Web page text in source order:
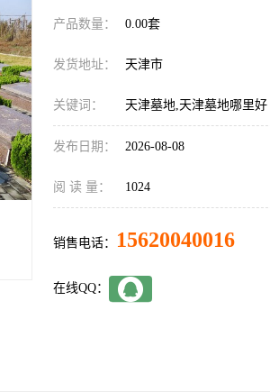
产品数量： 0.00套
发货地址： 天津市
关键词： 天津墓地,天津墓地哪里好
发布日期： 2026-08-08
阅 读 量： 1024
销售电话： 15620040016
在线QQ：